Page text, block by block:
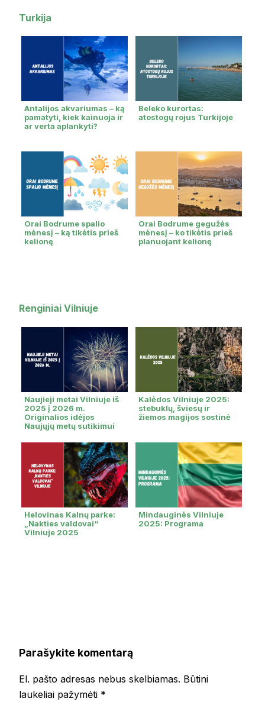
Turkija
Antalijos akvariumas – ką
pamatyti, kiek kainuoja ir
ar verta aplankyti?
Beleko kurortas:
atostogų rojus Turkijoje
Orai Bodrume spalio
mėnesį – ką tikėtis prieš
kelionę
Orai Bodrume gegužės
mėnesį – ko tikėtis prieš
planuojant kelionę
Renginiai Vilniuje
Naujieji metai Vilniuje iš
2025 į 2026 m.
Originalios idėjos
Naujųjų metų sutikimui
Kalėdos Vilniuje 2025:
stebuklų, šviesų ir
žiemos magijos sostinė
Helovinas Kalnų parke:
„Nakties valdovai“
Vilniuje 2025
Mindauginės Vilniuje
2025: Programa
Parašykite komentarą
El. pašto adresas nebus skelbiamas. Būtini
laukeliai pažymėti *